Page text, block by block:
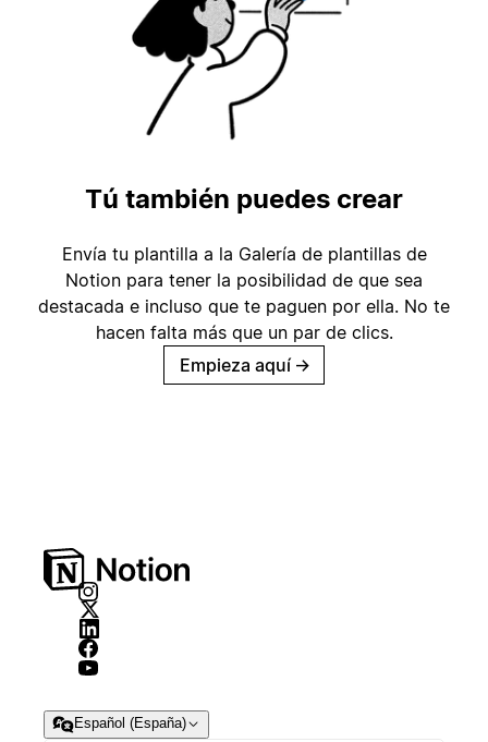
Tú también puedes crear
Envía tu plantilla a la Galería de plantillas de
Notion para tener la posibilidad de que sea
destacada e incluso que te paguen por ella. No te
hacen falta más que un par de clics.
Empieza aquí →
Español (España)